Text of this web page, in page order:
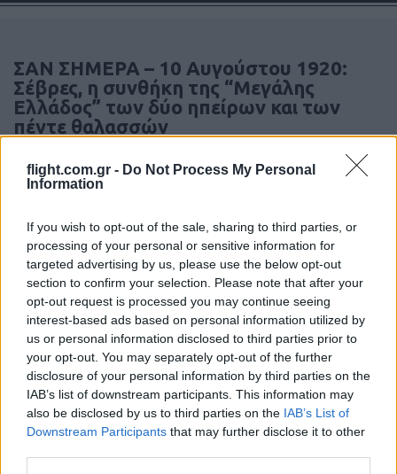
flight.com.gr - Do Not Process My Personal
Information
If you wish to opt-out of the sale, sharing to third parties, or
processing of your personal or sensitive information for
targeted advertising by us, please use the below opt-out
section to confirm your selection. Please note that after your
opt-out request is processed you may continue seeing
interest-based ads based on personal information utilized by
us or personal information disclosed to third parties prior to
your opt-out. You may separately opt-out of the further
disclosure of your personal information by third parties on the
IAB’s list of downstream participants. This information may
also be disclosed by us to third parties on the IAB’s List of
Downstream Participants that may further disclose it to other
ΣΑΝ ΣΗΜΕΡΑ – 10 Αυγούστου 1920:
Σέβρες, η συνθήκη της “Μεγάλης
Ελλάδος” των δύο ηπείρων και των
πέντε θαλασσών
20:01
Σεισμός στην Κολομβία: Καταρρεύσεις
κτιρίων στο Κάλι – Άνθρωποι
εγκλωβισμένοι
18:40
Μελόνι και Φρεντέρικσεν ζητούν
κέντρα επαναπατρισμού εκτός
Ευρώπης